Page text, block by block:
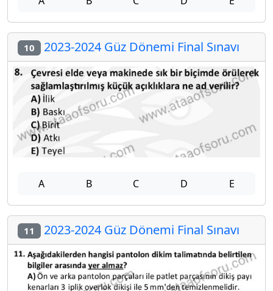
10 2023-2024 Güz Dönemi Final Sınavı
A B C D E
11 2023-2024 Güz Dönemi Final Sınavı